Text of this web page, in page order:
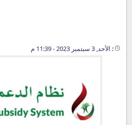
: الأحد, 3 سبتمبر 2023 - 11:39 م